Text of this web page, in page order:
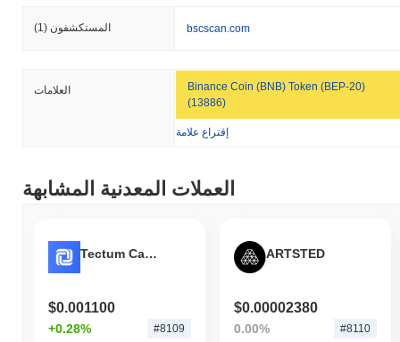
المستكشفون (1) bscscan.com
العلامات
Binance Coin (BNB) Token (BEP-20)
(13886)
إقتراع علامة
العملات المعدنية المشابهة
Tectum Cash Token
$0.001100
+0.28% #8109
ARTSTED
$0.00002380
0.00% #8110